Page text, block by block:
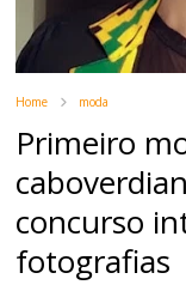
Home moda
Primeiro
concurso
fotografias